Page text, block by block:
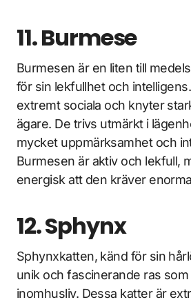
11. Burmese
Burmesen är en liten till
för sin lekfullhet och
extremt sociala och knyter
ägare. De trivs utmärkt i
mycket uppmärksamhet och
Burmesen är aktiv och lekfull,
energisk att den kräver
12. Sphynx
Sphynxkatten, känd för sin
unik och fascinerande ras
inomhusliv. Dessa katter är